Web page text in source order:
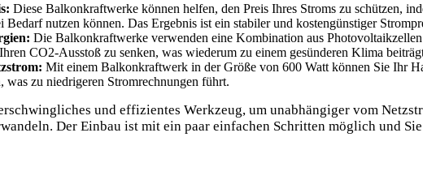
Diese Balkonkraftwerke können helfen, den Preis Ihres Stroms zu schützen,
Bedarf nutzen können. Das Ergebnis ist ein stabiler und kostengünstiger
Die Balkonkraftwerke verwenden eine Kombination aus
CO2-Ausstoß zu senken, was wiederum zu einem gesünderen Klima
Mit einem Balkonkraftwerk in der Größe von 600 Watt können Sie Ihr
was zu niedrigeren Stromrechnungen führt.
und effizientes Werkzeug, um unabhängiger vom
Der Einbau ist mit ein paar einfachen Schritten möglich und